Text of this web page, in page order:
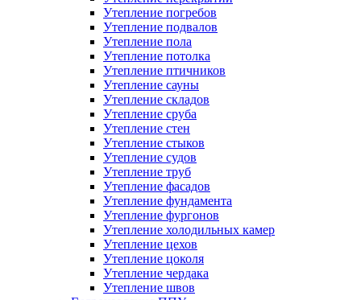
Утепление погребов
Утепление подвалов
Утепление пола
Утепление потолка
Утепление птичников
Утепление сауны
Утепление складов
Утепление сруба
Утепление стен
Утепление стыков
Утепление судов
Утепление труб
Утепление фасадов
Утепление фундамента
Утепление фургонов
Утепление холодильных камер
Утепление цехов
Утепление цоколя
Утепление чердака
Утепление швов